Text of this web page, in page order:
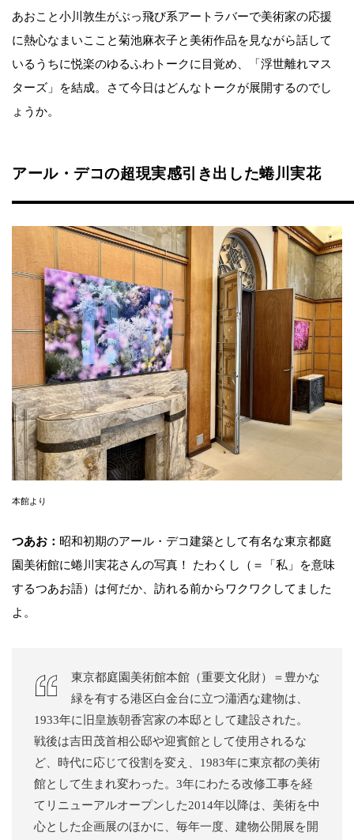
あおこと小川敦生がぶっ飛び系アートラバーで美術家の応援
に熱心なまいここと菊池麻衣子と美術作品を見ながら話して
いるうちに悦楽のゆるふわトークに目覚め、「浮世離れマス
ターズ」を結成。さて今日はどんなトークが展開するのでし
ょうか。
アール・デコの超現実感引き出した蜷川実花
本館より
つあお： 昭和初期のアール・デコ建築として有名な東京都庭
園美術館に蜷川実花さんの写真！ たわくし（＝「私」を意味
するつあお語）は何だか、訪れる前からワクワクしてました
よ。
東京都庭園美術館本館（重要文化財）＝豊かな
緑を有する港区白金台に立つ瀟洒な建物は、
1933年に旧皇族朝香宮家の本邸として建設された。
戦後は吉田茂首相公邸や迎賓館として使用されるな
ど、時代に応じて役割を変え、1983年に東京都の美術
館として生まれ変わった。3年にわたる改修工事を経
てリニューアルオープンした2014年以降は、美術を中
心とした企画展のほかに、毎年一度、建物公開展を開